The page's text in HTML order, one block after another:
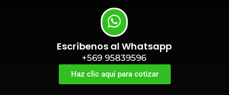
Escríbenos al Whatsapp
+569 95839596
Haz clic aquí para cotizar